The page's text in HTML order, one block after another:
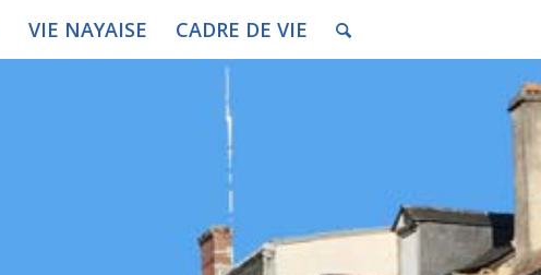
VIE NAYAISE CADRE DE VIE